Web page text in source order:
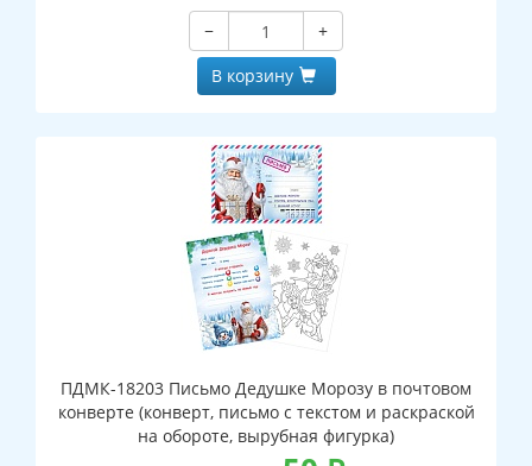
−
+
В корзину
ПДМК-18203 Письмо Дедушке Морозу в почтовом
конверте (конверт, письмо с текстом и раскраской
на обороте, вырубная фигурка)